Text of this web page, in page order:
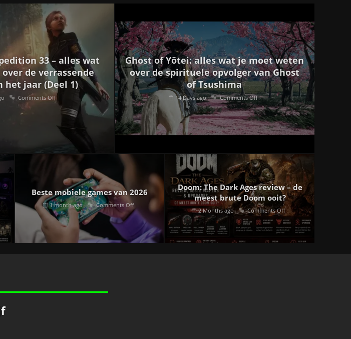
33 – alles wat
de verrassende
het jaar (Deel 1)
Comments Off
Ghost of Yōtei: alles wat je moet weten
over de spirituele opvolger van Ghost
of Tsushima
14 Days ago Comments Off
Beste mobiele games van 2026
1 month ago Comments Off
Doom: The Dark Ages review – de
meest brute Doom ooit?
2 Months ago Comments Off